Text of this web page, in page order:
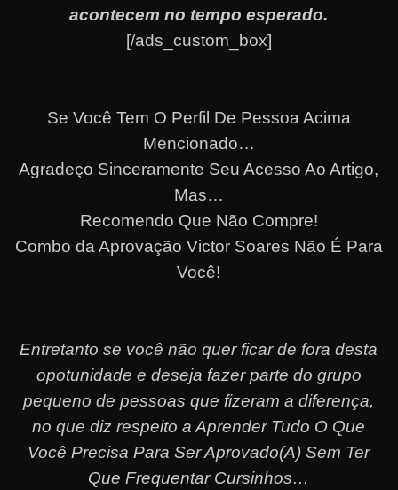
acontecem no tempo esperado.
[/ads_custom_box]
Se Você Tem O Perfil De Pessoa Acima
Mencionado…
Agradeço Sinceramente Seu Acesso Ao Artigo,
Mas…
Recomendo Que Não Compre!
Combo da Aprovação Victor Soares Não É Para
Você!
Entretanto se você não quer ficar de fora desta
opotunidade e deseja fazer parte do grupo
pequeno de pessoas que fizeram a diferença,
no que diz respeito a Aprender Tudo O Que
Você Precisa Para Ser Aprovado(A) Sem Ter
Que Frequentar Cursinhos…